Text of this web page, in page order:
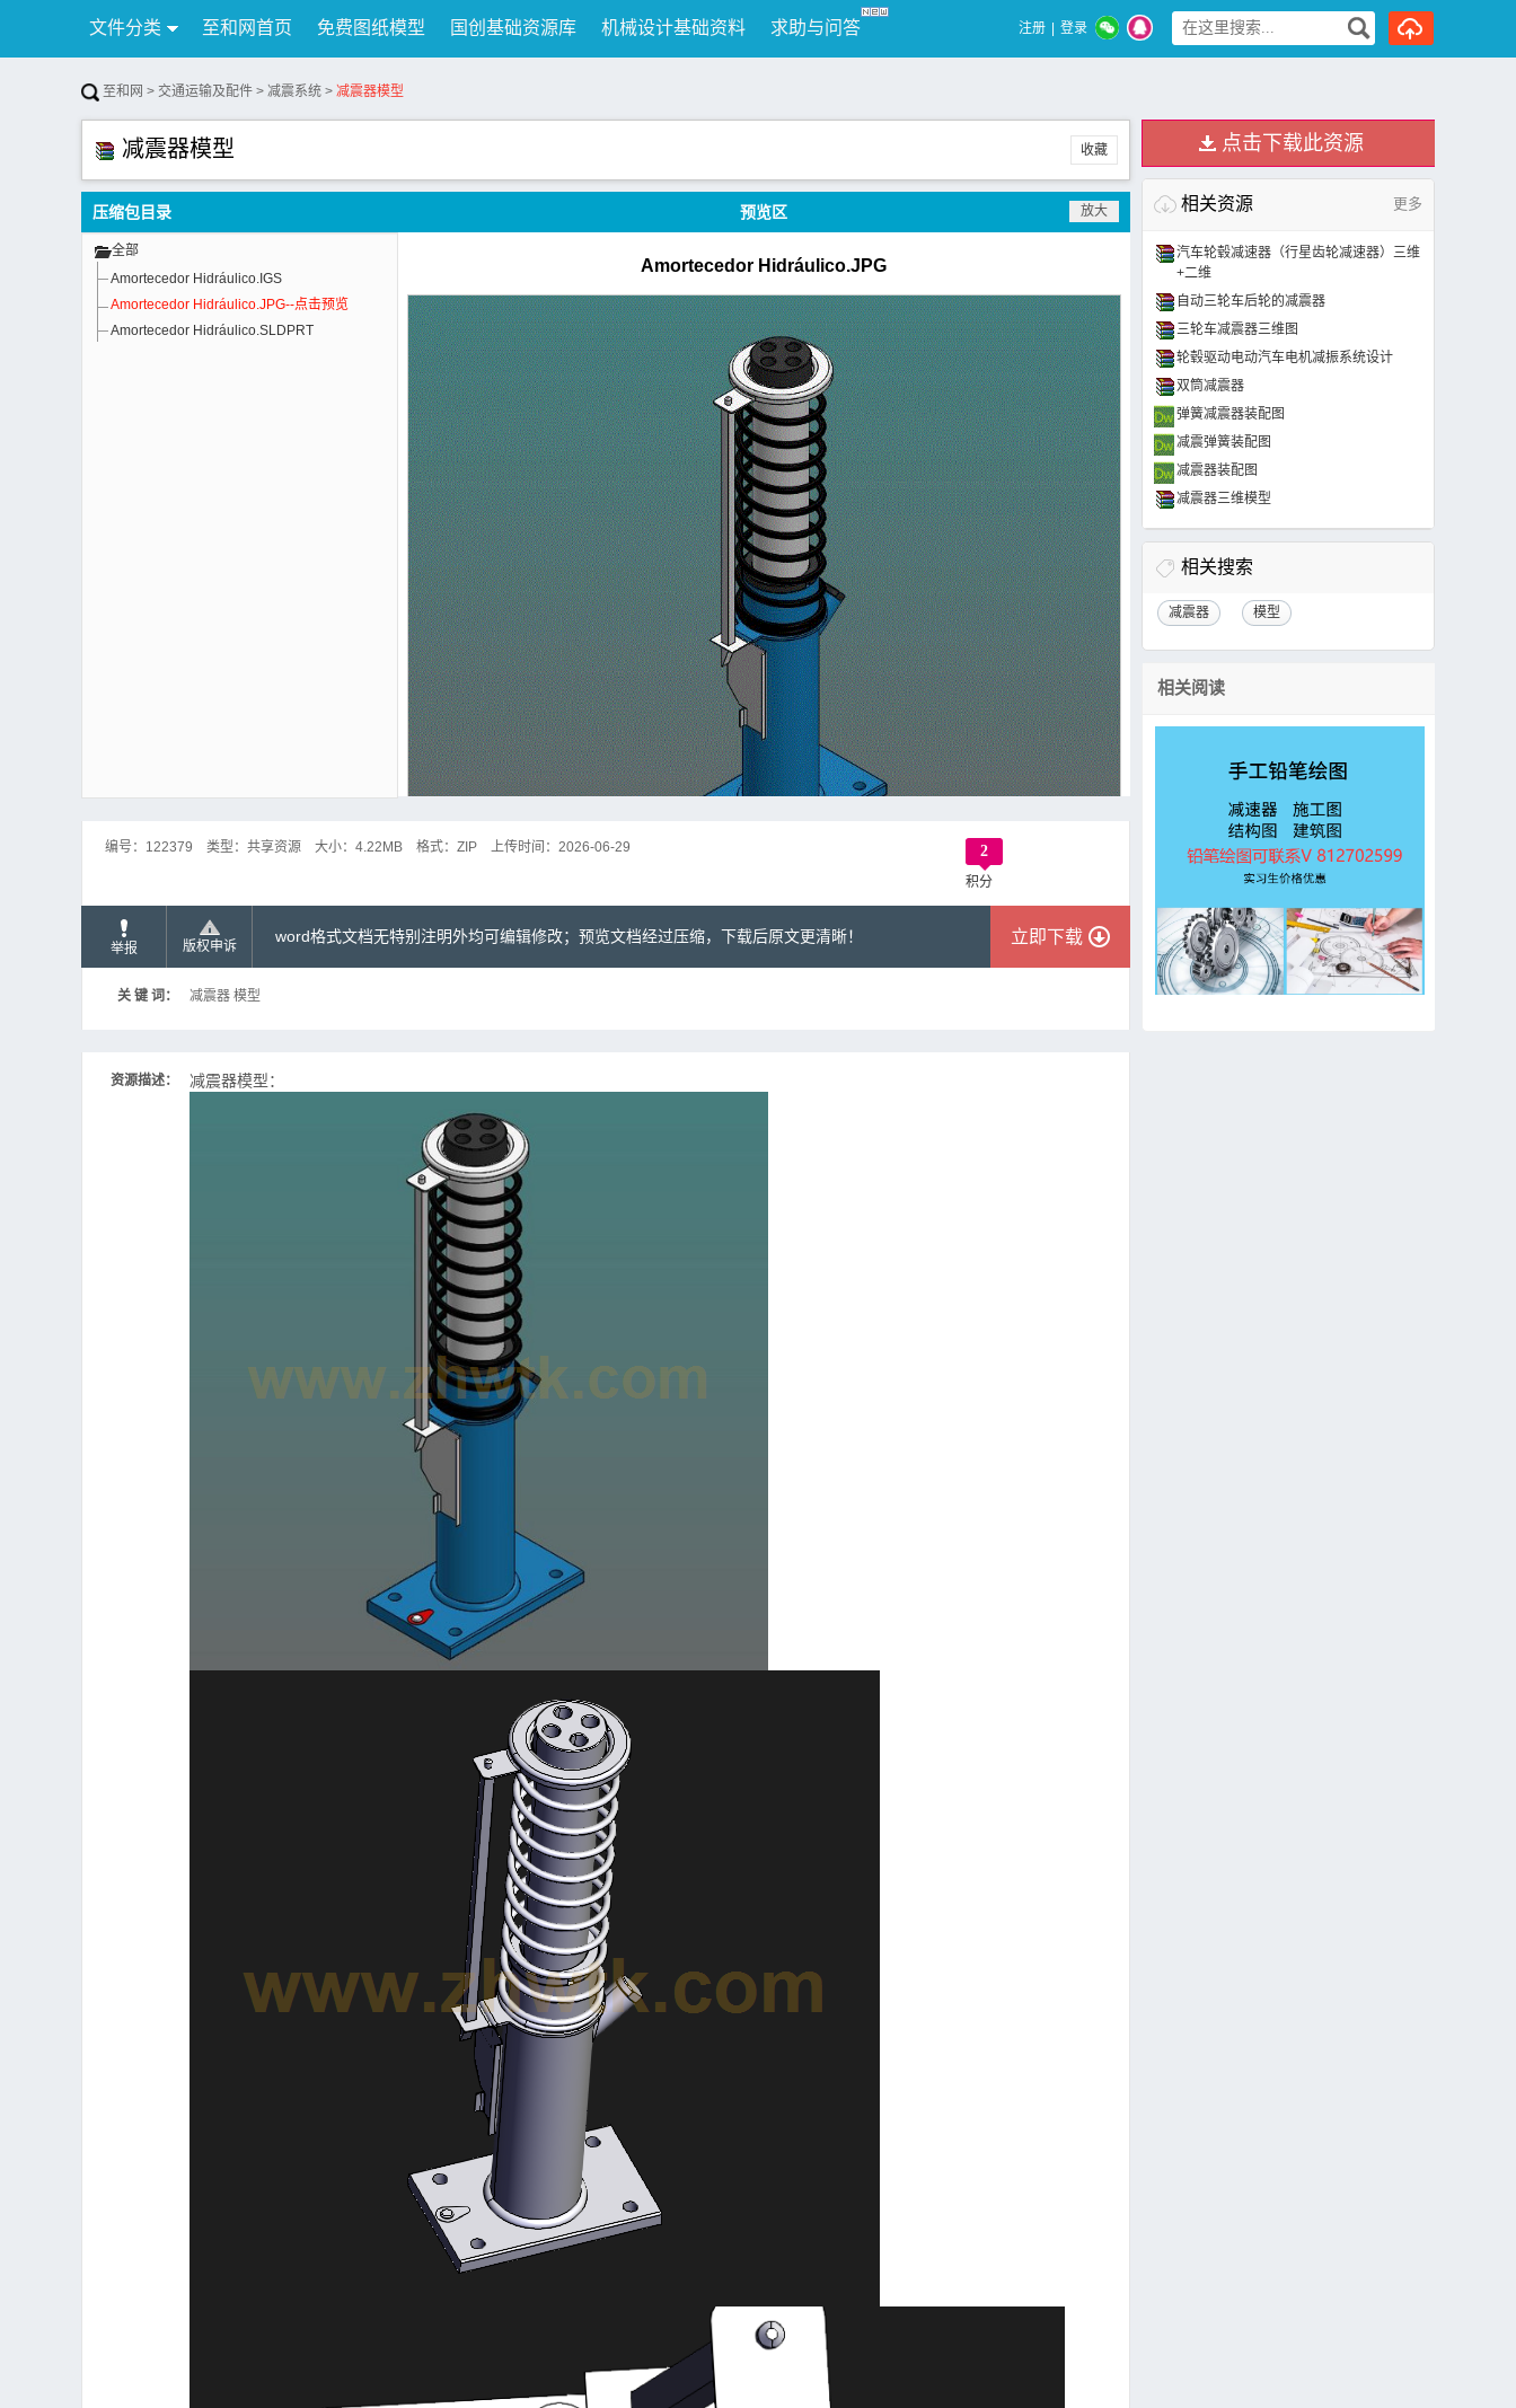
文件分类 至和网首页 免费图纸模型 国创基础资源库 机械设计基础资料 求助与问答
行业资讯 公告 联系我们
注册 登录
至和网 > 交通运输及配件 > 减震系统 > 减震器模型
减震器模型 收藏
压缩包目录 预览区
全部
Amortecedor Hidráulico.IGS
Amortecedor Hidráulico.JPG--点击预览
Amortecedor Hidráulico.SLDPRT
Amortecedor Hidráulico.JPG
编号： 122379 类型： 共享资源 大小： 4.22MB 格式： ZIP 上传时间： 2026-06-29 2
积分
举报 版权申诉
word格式文档无特别注明外均可编辑修改；预览文档经过压缩，下载后原文更清晰！ 立即下载
关 键 词： 减震器 模型
资源描述： 减震器模型：
点击下载此资源
相关资源 更多
汽车轮毂减速器（行星齿轮减速器）三维
+二维
自动三轮车后轮的减震器
三轮车减震器三维图
轮毂驱动电动汽车电机减振系统设计
双筒减震器
弹簧减震器装配图
减震弹簧装配图
减震器装配图
减震器三维模型
相关搜索
减震器 模型
相关阅读